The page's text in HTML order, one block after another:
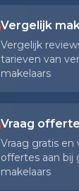
Vergelijk
Vergelijk
tarieven van
makelaars
Vraag
Vraag gratis en
offertes aan bij
makelaars